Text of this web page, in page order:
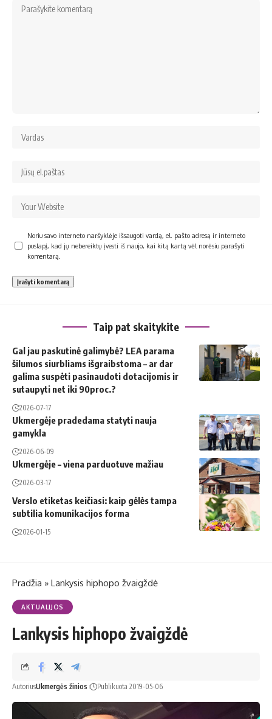
Noriu savo interneto naršyklėje išsaugoti vardą, el. pašto adresą ir interneto
puslapį, kad jų nebereiktų įvesti iš naujo, kai kitą kartą vėl norėsiu parašyti
komentarą.
Taip pat skaitykite
Gal jau paskutinė galimybė? LEA parama
šilumos siurbliams išgraibstoma – ar dar
galima suspėti pasinaudoti dotacijomis ir
sutaupyti net iki 90proc.?
2026-07-17
Ukmergėje pradedama statyti nauja
gamykla
2026-06-09
Ukmergėje – viena parduotuve mažiau
2026-03-17
Verslo etiketas keičiasi: kaip gėlės tampa
subtilia komunikacijos forma
2026-01-15
Pradžia » Lankysis hiphopo žvaigždė
AKTUALIJOS
Lankysis hiphopo žvaigždė
AutoriusUkmergės žinios Publikuota 2019-05-06